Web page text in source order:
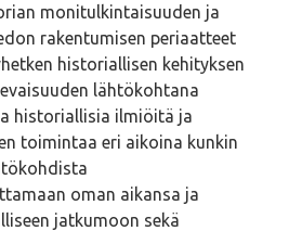
monitulkintaisuuden ja
rakentumisen periaatteet
historiallisen kehityksen
lähtökohtana
historiallisia ilmiöitä ja
toimintaa eri aikoina kunkin
oman aikansa ja
jatkumoon sekä